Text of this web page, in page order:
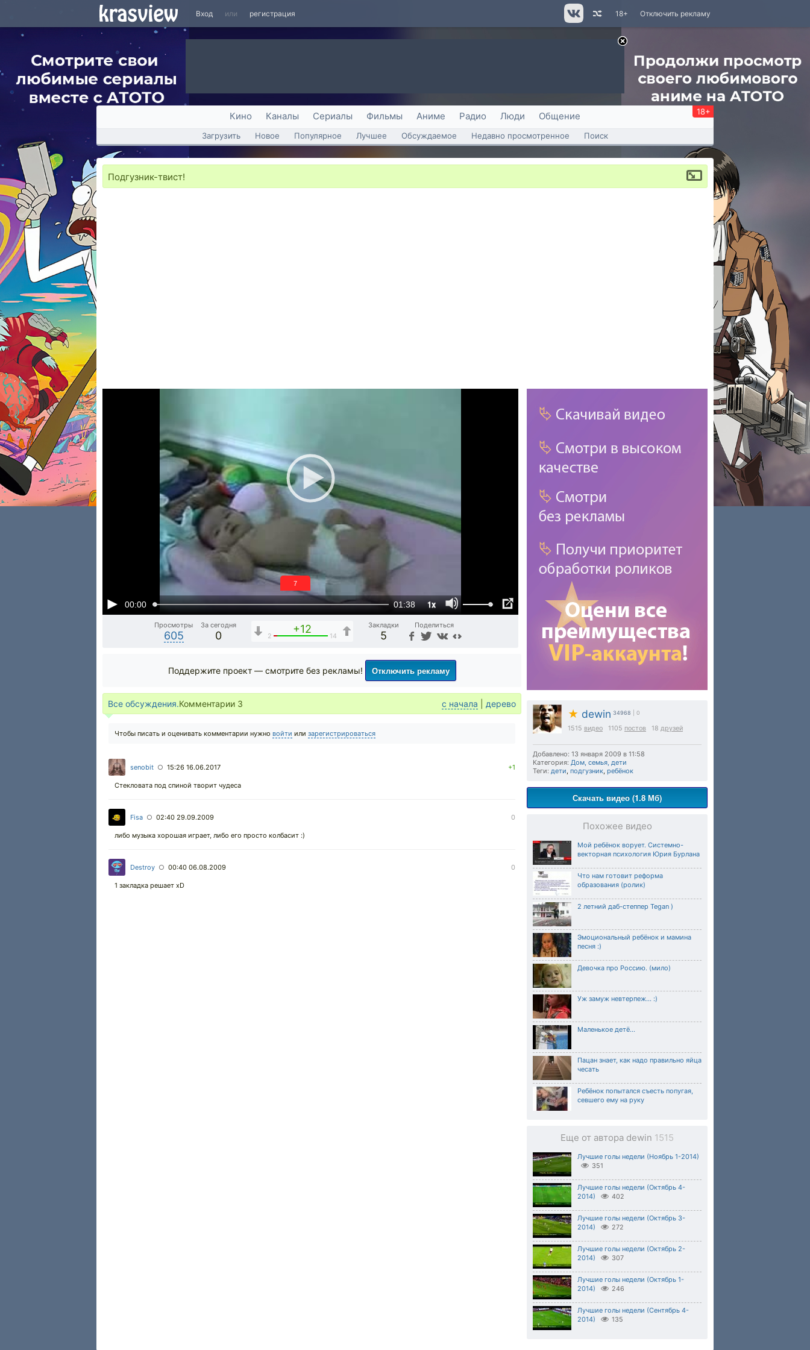
Вход или регистрация Отключить рекламу
18+
Кино Каналы Сериалы Фильмы Аниме Радио Люди Общение 18+
Загрузить Новое Популярное Лучшее Обсуждаемое Недавно просмотренное Поиск
Подгузник-твист!
00:00 01:38 1x
6
Просмотры
605
За сегодня
0
+12
2 14
Закладки
5
Поделиться
★ dewin 34968 | 0
1515 видео 1105 постов 18 друзей
Добавлено: 13 января 2009 в 11:58
Категория: Дом, семья, дети
Теги: дети, подгузник, ребёнок
Скачать видео (1.8 Мб)
Похожее видео
Мой ребёнок ворует. Системно-
векторная психология Юрия Бурлана
Что нам готовит реформа
образования (ролик)
2 летний даб-степпер Tegan )
Эмоциональный ребёнок и мамина
песня :)
Девочка про Россию. (мило)
Уж замуж невтерпеж... :)
Маленькое детё...
Пацан знает, как надо правильно яйца
чесать
Ребёнок попытался съесть попугая,
севшего ему на руку
Еще от автора dewin 1515
Лучшие голы недели (Ноябрь 1-2014)
351
Лучшие голы недели (Октябрь 4-
2014)
402
Лучшие голы недели (Октябрь 3-
2014)
272
Лучшие голы недели (Октябрь 2-
2014)
307
Лучшие голы недели (Октябрь 1-
2014)
246
Лучшие голы недели (Сентябрь 4-
2014)
135
Поддержите проект — смотрите без рекламы! Отключить рекламу
Все обсуждения.Комментарии 3 с начала дерево
Чтобы писать и оценивать комментарии нужно войти или зарегистрироваться
senobit ○ 15:26 16.06.2017 +1
Стекловата под спиной творит чудеса
Fisa ○ 02:40 29.09.2009 0
либо музыка хорошая играет, либо его просто колбасит :)
Destroy ○ 00:40 06.08.2009 0
1 закладка решает xD